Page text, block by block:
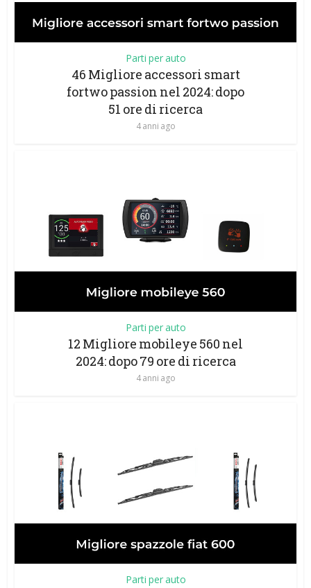
Parti per auto
46 Migliore accessori smart
fortwo passion nel 2024: dopo
51 ore di ricerca
4 anni ago
Parti per auto
12 Migliore mobileye 560 nel
2024: dopo 79 ore di ricerca
4 anni ago
Parti per auto